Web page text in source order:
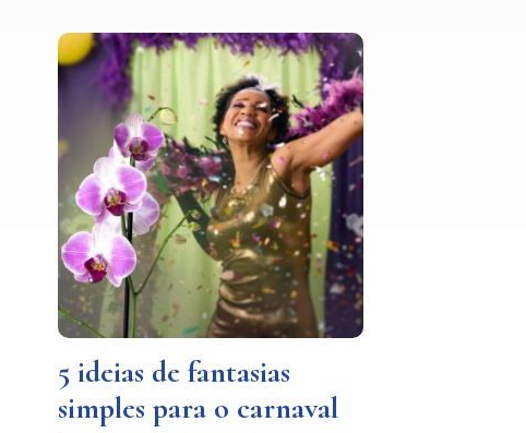
5 ideias de fantasias
simples para o carnaval